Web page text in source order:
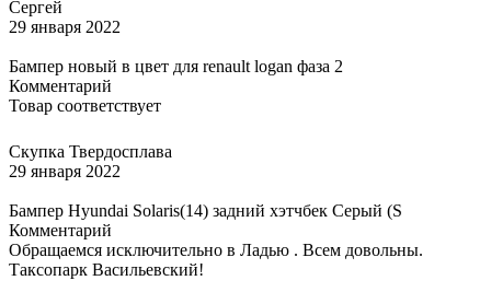
Сергей
29 января 2022
Бампер новый в цвет для renault logan фаза 2
Комментарий
Товар соответствует
Скупка Твердосплава
29 января 2022
Бампер Hyundai Solaris(14) задний хэтчбек Серый (S
Комментарий
Обращаемся исключительно в Ладью . Всем довольны.
Таксопарк Васильевский!